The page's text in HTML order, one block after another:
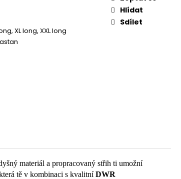
long, XL long, XXL long
Hlídat
Sdílet
materiál a propracovaný střih ti umožní
tě v kombinaci s kvalitníDWR